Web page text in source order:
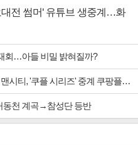
대전 썸머' 유튜브 생중계…화
회…아들 비밀 밝혀질까?
티, '쿠플 시리즈' 중계 쿠팡플레이
동천 계곡→참성단 등반